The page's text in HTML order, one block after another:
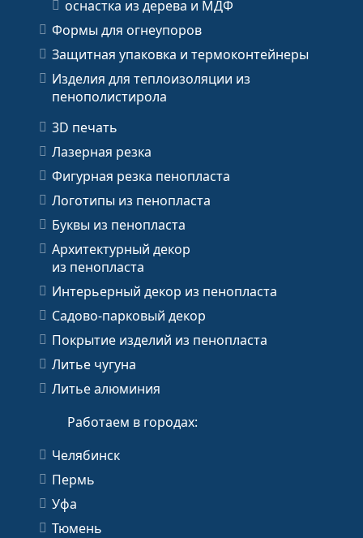
оснастка из дерева и МДФ
Формы для огнеупоров
Защитная упаковка и термоконтейнеры
Изделия для теплоизоляции из
пенополистирола
3D печать
Лазерная резка
Фигурная резка пенопласта
Логотипы из пенопласта
Буквы из пенопласта
Архитектурный декор
из пенопласта
Интерьерный декор из пенопласта
Садово-парковый декор
Покрытие изделий из пенопласта
Литье чугуна
Литье алюминия
Работаем в городах:
Челябинск
Пермь
Уфа
Тюмень